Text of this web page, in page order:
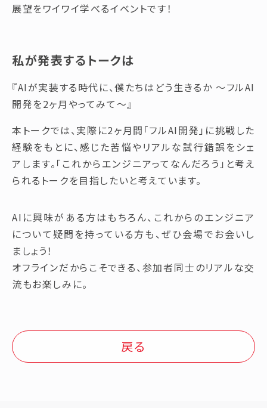
展望をワイワイ学べるイベントです！
私が発表するトークは
『AIが実装する時代に、僕たちはどう生きるか 〜フルAI
開発を2ヶ月やってみて〜』
本トークでは、実際に2ヶ月間「フルAI開発」に挑戦した
経験をもとに、感じた苦悩やリアルな試行錯誤をシェ
アします。「これからエンジニアってなんだろう」と考え
られるトークを目指したいと考えています。
AIに興味がある方はもちろん、これからのエンジニア
について疑問を持っている方も、ぜひ会場でお会いし
ましょう！
オフラインだからこそできる、参加者同士のリアルな交
流もお楽しみに。
戻る